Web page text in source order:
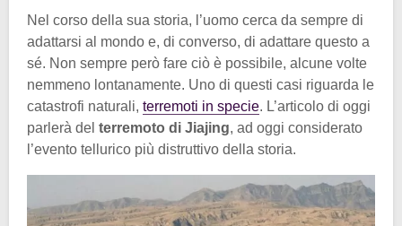
Nel corso della sua storia, l’uomo cerca da sempre di
adattarsi al mondo e, di converso, di adattare questo a
sé. Non sempre però fare ciò è possibile, alcune volte
nemmeno lontanamente. Uno di questi casi riguarda le
catastrofi naturali, terremoti in specie. L’articolo di oggi
parlerà del terremoto di Jiajing, ad oggi considerato
l’evento tellurico più distruttivo della storia.